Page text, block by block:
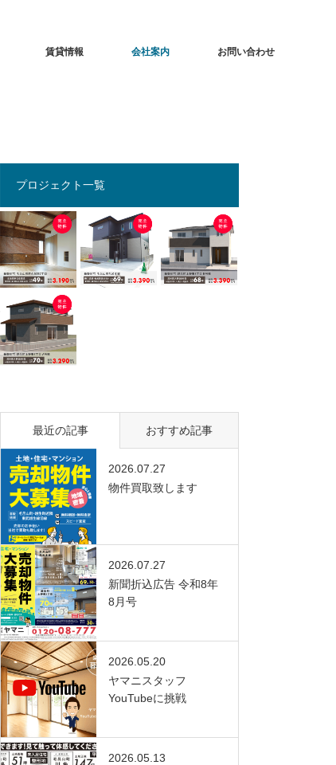
賃貸情報 会社案内 お問い合わせ
プロジェクト一覧
最近の記事 おすすめ記事
2026.07.27
物件買取致します
2026.07.27
新聞折込広告 令和8年
8月号
2026.05.20
ヤマニスタッフ
YouTubeに挑戦
2026.05.13